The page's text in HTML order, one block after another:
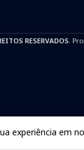
RESERVADOS.
experiência em